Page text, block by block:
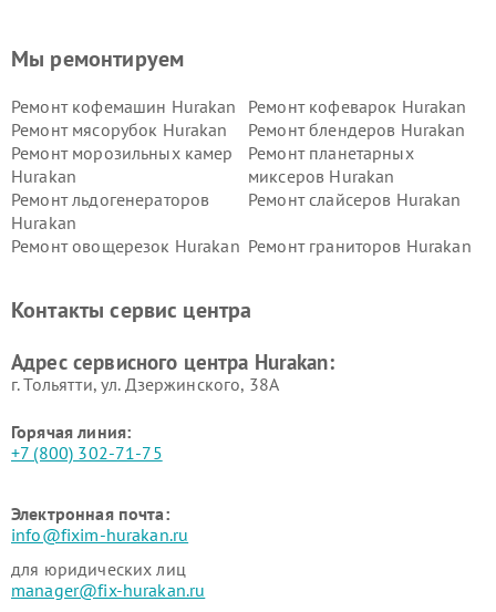
Мы ремонтируем
Ремонт кофемашин Hurakan
Ремонт кофеварок Hurakan
Ремонт мясорубок Hurakan
Ремонт блендеров Hurakan
Ремонт морозильных камер
Hurakan
Ремонт планетарных
миксеров Hurakan
Ремонт льдогенераторов
Hurakan
Ремонт слайсеров Hurakan
Ремонт овощерезок Hurakan Ремонт граниторов Hurakan
Hurakan
Контакты сервис центра
Адрес сервисного центра Hurakan:
г. Тольятти, ул. Дзержинского, 38А
Горячая линия:
+7 (800) 302-71-75
Электронная почта:
info@fixim-hurakan.ru
для юридических лиц
manager@fix-hurakan.ru